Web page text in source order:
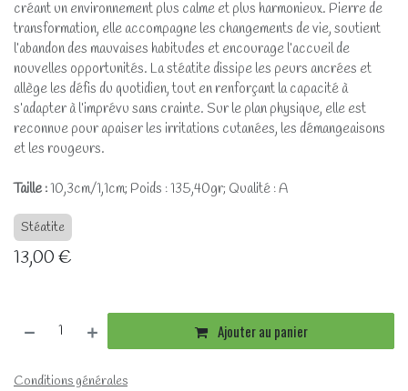
créant un environnement plus calme et plus harmonieux. Pierre de
transformation, elle accompagne les changements de vie, soutient
l’abandon des mauvaises habitudes et encourage l’accueil de
nouvelles opportunités. La stéatite dissipe les peurs ancrées et
allège les défis du quotidien, tout en renforçant la capacité à
s’adapter à l’imprévu sans crainte. Sur le plan physique, elle est
reconnue pour apaiser les irritations cutanées, les démangeaisons
et les rougeurs.
Taille :10,3cm/1,1cm; Poids : 135,40gr; Qualité : A
Stéatite
13,00€
Ajouter au panier
Conditions générales